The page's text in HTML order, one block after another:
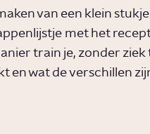
van een klein
met het
train je, zonder
en wat de verschillen